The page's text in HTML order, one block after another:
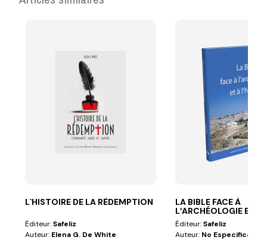
L`HISTOIRE DE LA RÈDEMPTION
Éditeur:Safeliz
Auteur: Elena G. De White
LA BIBLE FACE À
LʹARCHÉOLOGIE ET À
LʹHISTOIRE
Éditeur:Safeliz
Auteur: No Especificado